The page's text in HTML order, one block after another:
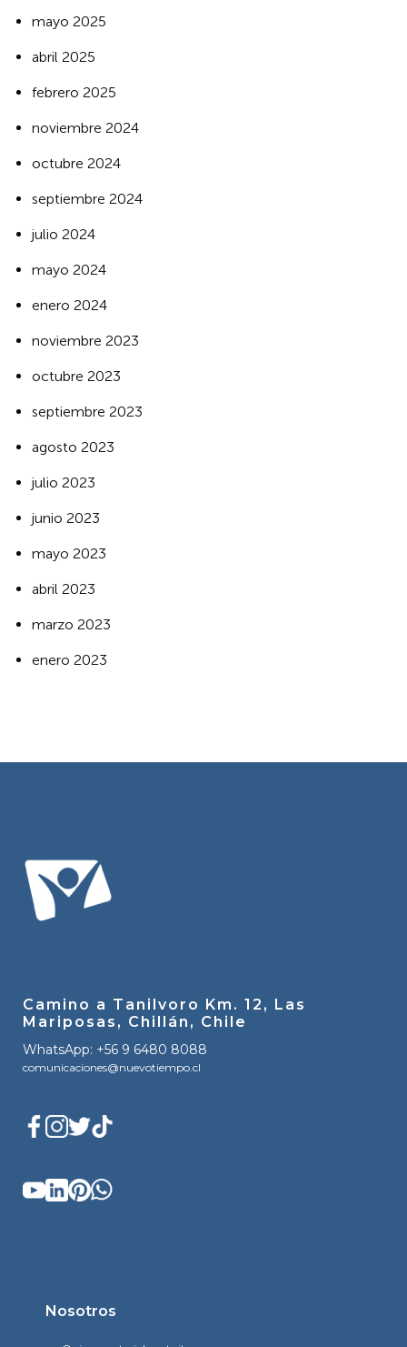
mayo 2025
abril 2025
febrero 2025
noviembre 2024
octubre 2024
septiembre 2024
julio 2024
mayo 2024
enero 2024
noviembre 2023
octubre 2023
septiembre 2023
agosto 2023
julio 2023
junio 2023
mayo 2023
abril 2023
marzo 2023
enero 2023
Camino a Tanilvoro Km. 12, Las
Mariposas, Chillán, Chile
WhatsApp: +56 9 6480 8088
comunicaciones@nuevotiempo.cl
Nosotros